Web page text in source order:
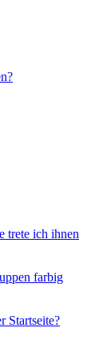
trete ich ihnen
farbig
Startseite?